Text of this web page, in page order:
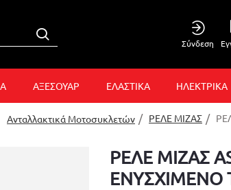
Σύνδεση
ΑΞΕΣΟΥΑΡ ΕΛΑΣΤΙΚΑ ΗΛΕΚΤΡΙΚΑ
Ανταλλακτικά Μοτοσυκλετών ΡΕΛΕ ΜΙΖΑΣ
ΡΕΛΕ ΜΙΖΑΣ
ΕΝΥΣΧΙΜΕΝΟ